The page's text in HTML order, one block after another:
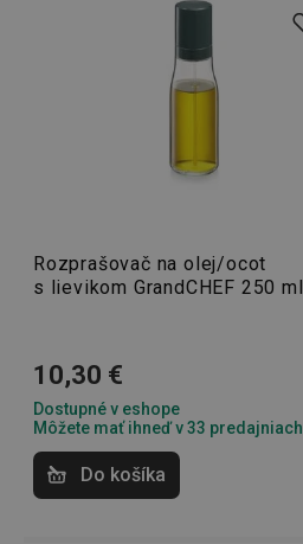
Rozprašovač na olej/ocot
s lievikom GrandCHEF 250 ml
10,30 €
Dostupné v eshope
Môžete mať ihneď v 33 predajniach
Do košíka